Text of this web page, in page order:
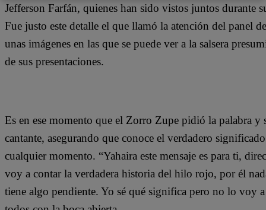
Jefferson Farfán, quienes han sido vistos juntos durante
Fue justo este detalle el que llamó la atención del panel
unas imágenes en las que se puede ver a la salsera
de sus presentaciones.
Es en ese momento que el Zorro Zupe pidió la palabra y
cantante, asegurando que conoce el verdadero
cualquier momento. “Yahaira este mensaje es para ti,
voy a contar la verdadera historia del hilo rojo, por él
tiene algo pendiente. Yo sé qué significa pero no lo voy